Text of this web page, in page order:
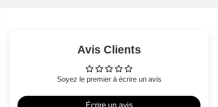
Avis Clients
Soyez le premier à écrire un avis